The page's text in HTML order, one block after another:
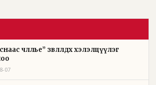
чөлөөлье” зөвлөлдөх хэлэлцүүлэг
07